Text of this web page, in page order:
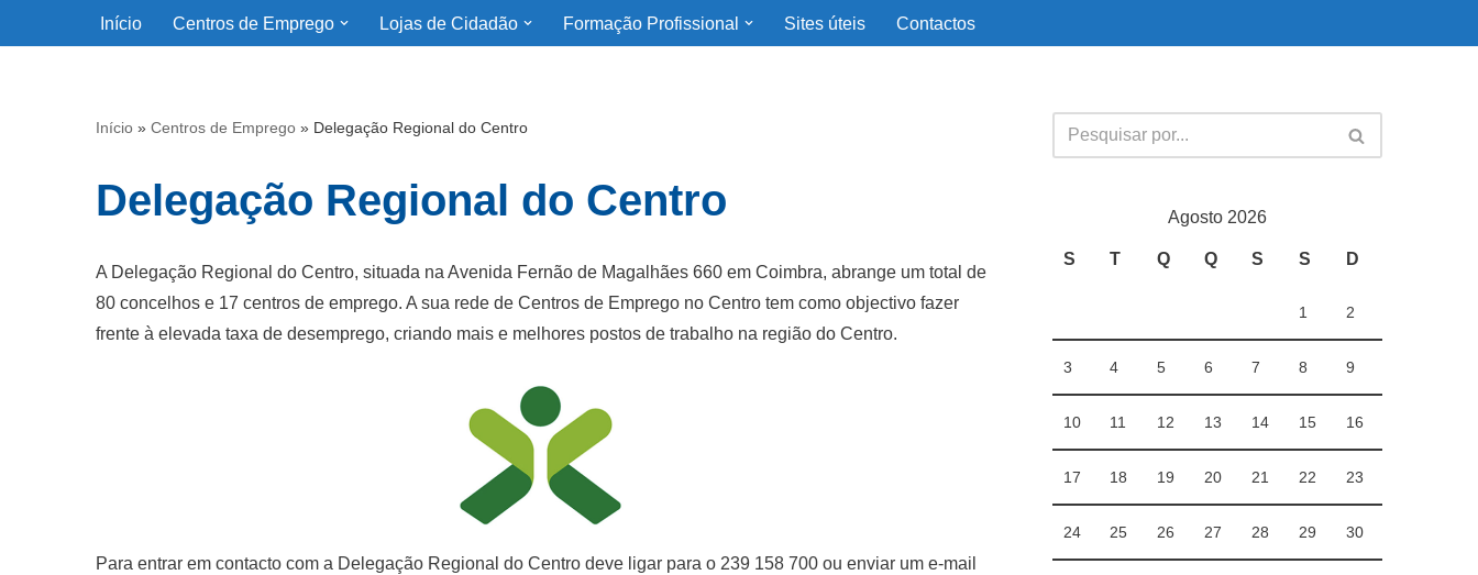
Início Centros de Emprego Lojas de Cidadão Formação Profissional Sites úteis Contactos
Início » Centros de Emprego » Delegação Regional do Centro
Delegação Regional do Centro
A Delegação Regional do Centro, situada na Avenida Fernão de Magalhães 660 em Coimbra, abrange um total de
80 concelhos e 17 centros de emprego. A sua rede de Centros de Emprego no Centro tem como objectivo fazer
frente à elevada taxa de desemprego, criando mais e melhores postos de trabalho na região do Centro.
Para entrar em contacto com a Delegação Regional do Centro deve ligar para o 239 158 700 ou enviar um e-mail
Agosto 2026
S T Q Q S S D
1 2
3 4 5 6 7 8 9
10 11 12 13 14 15 16
17 18 19 20 21 22 23
24 25 26 27 28 29 30